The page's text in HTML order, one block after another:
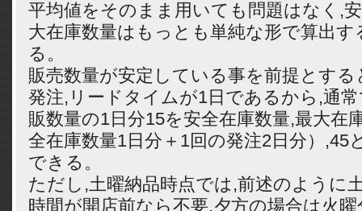
平均値をそのまま用いても問題はなく,
大在庫数量はもっとも単純な形で算出
る。
販売数量が安定している事を前提とする
発注,リードタイムが1日であるから,通
販数量の1日分15を安全在庫数量,最大在
全在庫数量1日分＋1回の発注2日分）,45
できる。
ただし,土曜納品時点では,前述のように
時間が開店前なら不要,夕方の場合は火